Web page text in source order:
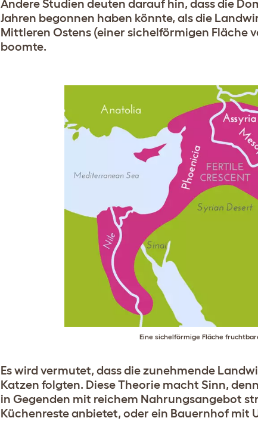
Andere Studien deuten darauf hin, dass die
Jahren begonnen haben könnte, als die
Mittleren Ostens (einer sichelförmigen Fläche
boomte.
Eine sichelförmige Fläche
Es wird vermutet, dass die zunehmende
Katzen folgten. Diese Theorie macht Sinn,
in Gegenden mit reichem Nahrungsangebot
Küchenreste anbietet, oder ein Bauernhof mit